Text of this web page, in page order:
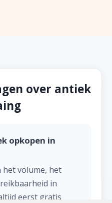
over antiek
opkopen in
het volume, het
in
eerst gratis